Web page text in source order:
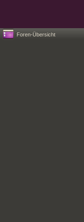
Foren-Übersicht